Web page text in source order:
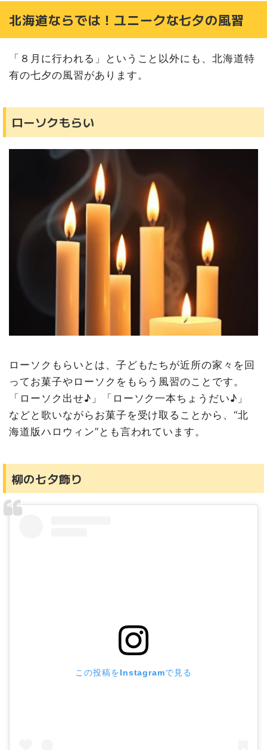
北海道ならでは！ユニークな七夕の風習
「８月に行われる」ということ以外にも、北海道特
有の七夕の風習があります。
ローソクもらい
ローソクもらいとは、子どもたちが近所の家々を回
ってお菓子やローソクをもらう風習のことです。
「ローソク出せ♪」「ローソク一本ちょうだい♪」
などと歌いながらお菓子を受け取ることから、“北
海道版ハロウィン”とも言われています。
柳の七夕飾り
この投稿をInstagramで見る